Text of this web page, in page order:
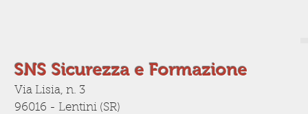
SNS Sicurezza e Formazione
Via Lisia, n. 3
96016 - Lentini (SR)